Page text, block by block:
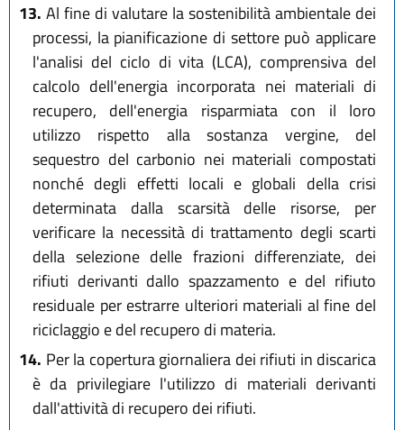
13. Al fine di valutare la sostenibilità ambientale dei
processi, la pianificazione di settore può applicare
l'analisi del ciclo di vita (LCA), comprensiva del
calcolo dell'energia incorporata nei materiali di
recupero, dell'energia risparmiata con il loro
utilizzo rispetto alla sostanza vergine, del
sequestro del carbonio nei materiali compostati
nonché degli effetti locali e globali della crisi
determinata dalla scarsità delle risorse, per
verificare la necessità di trattamento degli scarti
della selezione delle frazioni differenziate, dei
rifiuti derivanti dallo spazzamento e del rifiuto
residuale per estrarre ulteriori materiali al fine del
riciclaggio e del recupero di materia.
14. Per la copertura giornaliera dei rifiuti in discarica
è da privilegiare l'utilizzo di materiali derivanti
dall'attività di recupero dei rifiuti.